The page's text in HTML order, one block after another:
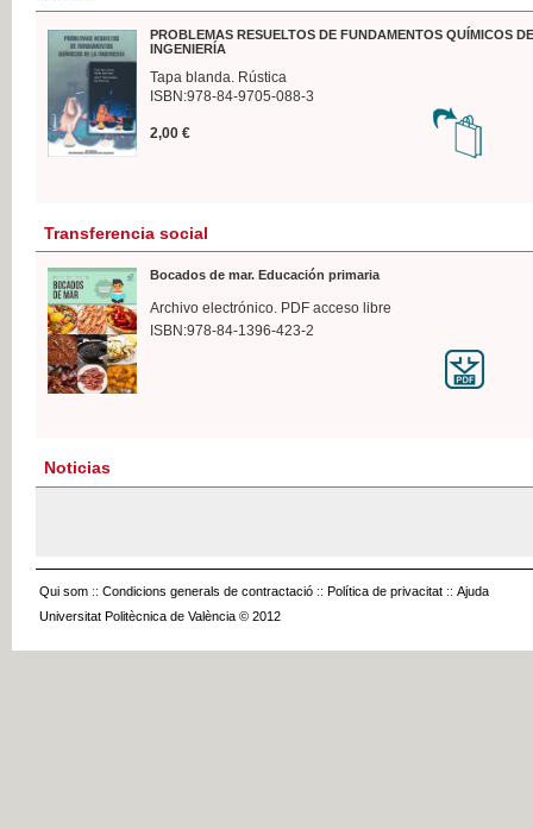
PROBLEMAS RESUELTOS DE FUNDAMENTOS QUÍMICOS
INGENIERÍA
Tapa blanda. Rústica
ISBN:978-84-9705-088-3
2,00 €
Transferencia social
Bocados de mar. Educación primaria
Archivo electrónico. PDF acceso libre
ISBN:978-84-1396-423-2
Noticias
Qui som :: Condicions generals de contractació :: Política de privacitat :: Ajuda
Universitat Politècnica de València © 2012